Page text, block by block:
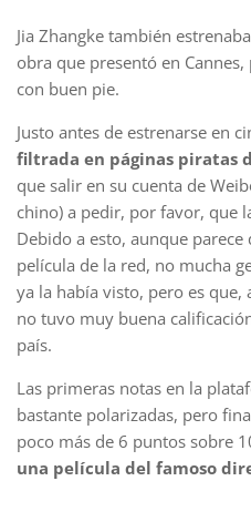
Jia Zhangke también
obra que presentó en
con buen pie.
Justo antes de estrenarse en
filtrada en páginas piratas
que salir en su cuenta de
chino) a pedir, por favor, que
Debido a esto, aunque
película de la red, no mucha
ya la había visto, pero es que,
no tuvo muy buena
país.
Las primeras notas en la
bastante polarizadas, pero
poco más de 6 puntos sobre
una película del famoso